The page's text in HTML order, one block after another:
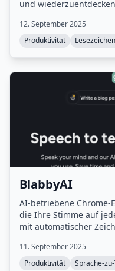
und
12. September 2025
Produktivität
BlabbyAI
AI-betriebene Chrome-
die Ihre Stimme auf
mit automatischer
11. September 2025
Produktivität
Sprache-